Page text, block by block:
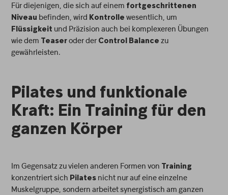
Für diejenigen, die sich auf einem fortgeschrittenen
Niveau befinden, wird Kontrolle wesentlich, um
Flüssigkeit und Präzision auch bei komplexeren Übungen
wie dem
Teaser oder der Control Balance zu
gewährleisten.
Pilates und funktionale
Kraft: Ein Training für den
ganzen Körper
Im Gegensatz zu vielen anderen Formen von Training
konzentriert sich Pilates nicht nur auf eine einzelne
Muskelgruppe, sondern arbeitet synergistisch am ganzen